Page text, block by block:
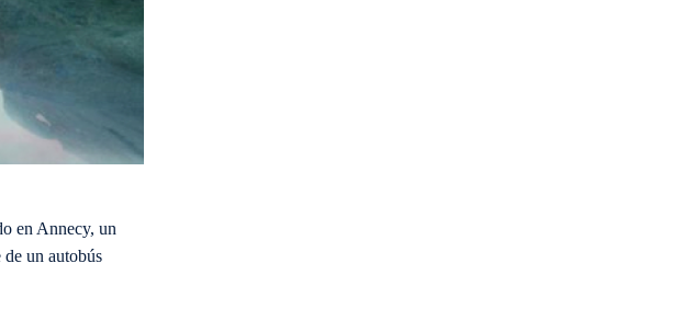
en Annecy, un
de un autobús